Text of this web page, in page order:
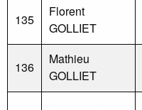
135
Florent
GOLLIET
136
Mathieu
GOLLIET